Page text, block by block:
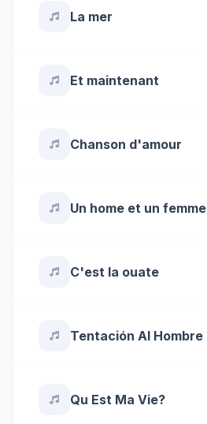
La mer
Et maintenant
Chanson d'amour
Un home et un femme
C'est la ouate
Tentación Al Hombre
Qu Est Ma Vie?